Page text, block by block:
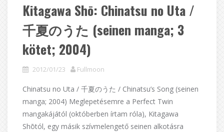
Kitagawa Shō: Chinatsu no Uta /
千夏のうた (seinen manga; 3
kötet; 2004)
2012/01/23 Fullmoon
Chinatsu no Uta / 千夏のうた / Chinatsu’s Song (seinen
manga; 2004) Meglepetésemre a Perfect Twin
mangakájától (októberben írtam róla), Kitagawa
Shōtól, egy másik szívmelengető seinen alkotásra